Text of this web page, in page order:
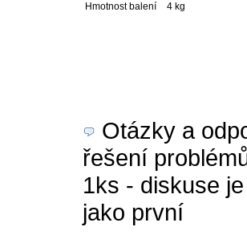
Hmotnost balení
4 kg
Otázky a
řešení
1ks - diskuse
jako první